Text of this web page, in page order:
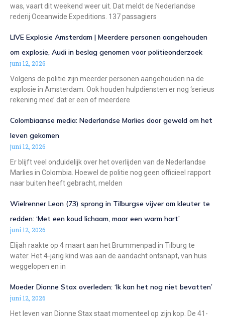
was, vaart dit weekend weer uit. Dat meldt de Nederlandse
rederij Oceanwide Expeditions. 137 passagiers
LIVE Explosie Amsterdam | Meerdere personen aangehouden
om explosie, Audi in beslag genomen voor politieonderzoek
juni 12, 2026
Volgens de politie zijn meerder personen aangehouden na de
explosie in Amsterdam. Ook houden hulpdiensten er nog ‘serieus
rekening mee’ dat er een of meerdere
Colombiaanse media: Nederlandse Marlies door geweld om het
leven gekomen
juni 12, 2026
Er blijft veel onduidelijk over het overlijden van de Nederlandse
Marlies in Colombia. Hoewel de politie nog geen officieel rapport
naar buiten heeft gebracht, melden
Wielrenner Leon (73) sprong in Tilburgse vijver om kleuter te
redden: ‘Met een koud lichaam, maar een warm hart’
juni 12, 2026
Elijah raakte op 4 maart aan het Brummenpad in Tilburg te
water. Het 4-jarig kind was aan de aandacht ontsnapt, van huis
weggelopen en in
Moeder Dionne Stax overleden: ‘Ik kan het nog niet bevatten’
juni 12, 2026
Het leven van Dionne Stax staat momenteel op zijn kop. De 41-